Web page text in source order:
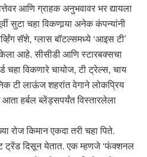
आणि ग्राहक अनुभवावर भर द्यायला
सुटा चहा विकणार्‍या अनेक कंपन्यांनी
सॅशे, ग्लास बॉटल्समध्ये ‘आइस टी’
आहे. सीसीडी आणि स्टारबक्सचा
चहा विकणारे चायोज, टी ट्रेल्स, चाय
टी लाऊंज शहरांत वेगाने लोकप्रिय
हर्बल ब्लेंड्सपर्यंत विस्तारलेला
रोज किमान एकदा तरी चहा पिते.
ट्रेंड दिसून येतात. एक म्हणजे ‘फंक्शनल